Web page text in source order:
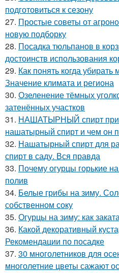
подготовиться к сезону
27. Простые советы от
новую подборку
28. Посадка тюльпанов в
достоинств использования
29. Как понять когда убирать
Значение климата и региона
30. Озеленение тёмных
затенённых участков
31. НАШАТЫРНЫЙ спирт
нашатырный спирт и чем он
32. Нашатырный спирт для
спирт в саду. Вся правда
33. Почему огурцы горькие
полив
34. Белые грибы на зиму.
собственном соку
35. Огурцы на зиму: как
36. Какой декоративный
Рекомендации по посадке
37. 30 многолетников для
многолетние цветы сажают